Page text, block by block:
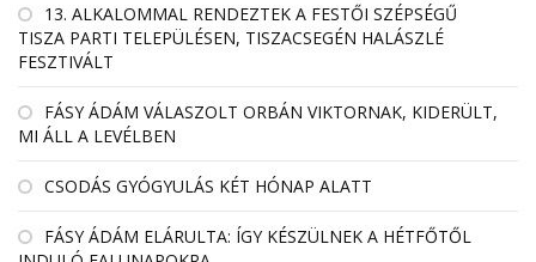
13. ALKALOMMAL RENDEZTEK A FESTŐI SZÉPSÉGŰ
TISZA PARTI TELEPÜLÉSEN, TISZACSEGÉN HALÁSZLÉ
FESZTIVÁLT
FÁSY ÁDÁM VÁLASZOLT ORBÁN VIKTORNAK, KIDERÜLT,
MI ÁLL A LEVÉLBEN
CSODÁS GYÓGYULÁS KÉT HÓNAP ALATT
FÁSY ÁDÁM ELÁRULTA: ÍGY KÉSZÜLNEK A HÉTFŐTŐL